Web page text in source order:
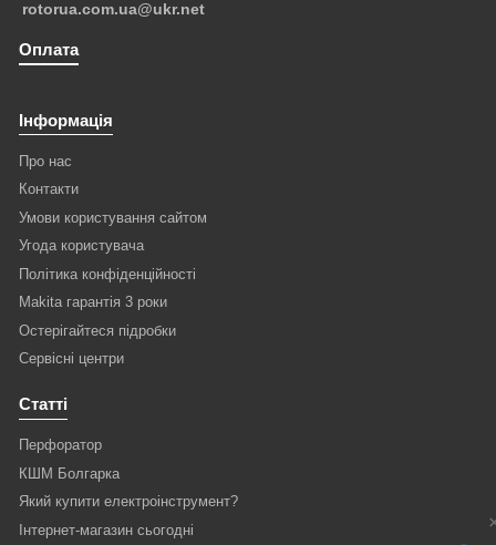
rotorua.com.ua@ukr.net
Оплата
Інформація
Про нас
Контакти
Умови користування сайтом
Угода користувача
Політика конфіденційності
Makita гарантія 3 роки
Остерігайтеся підробки
Сервісні центри
Статті
Перфоратор
КШМ Болгарка
Який купити електроінструмент?
Інтернет-магазин сьогодні